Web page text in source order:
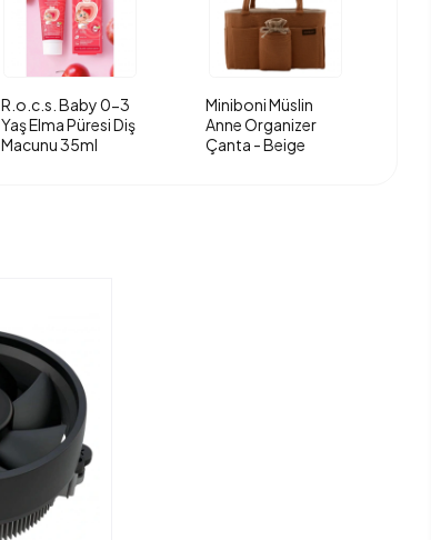
R.o.c.s. Baby 0-3
Yaş Elma Püresi Diş
Macunu 35ml
Miniboni Müslin
Anne Organizer
Çanta - Beige